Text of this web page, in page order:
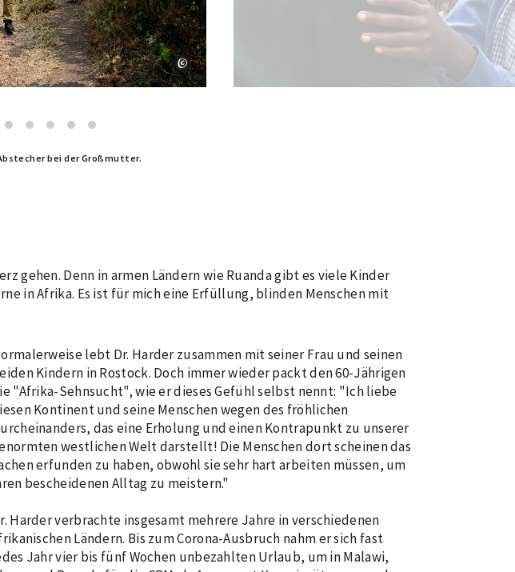
bei der Großmutter.
gehen. Denn in armen Ländern wie Ruanda gibt es viele Kinder
in Afrika. Es ist für mich eine Erfüllung, blinden Menschen mit
lebt Dr. Harder zusammen mit seiner Frau und seinen
Kindern in Rostock. Doch immer wieder packt den 60-Jährigen
"Afrika-Sehnsucht", wie er dieses Gefühl selbst nennt: "Ich liebe
Kontinent und seine Menschen wegen des fröhlichen
das eine Erholung und einen Kontrapunkt zu unserer
westlichen Welt darstellt! Die Menschen dort scheinen das
erfunden zu haben, obwohl sie sehr hart arbeiten müssen, um
bescheidenen Alltag zu meistern."
Harder verbrachte insgesamt mehrere Jahre in verschiedenen
Ländern. Bis zum Corona-Ausbruch nahm er sich fast
Jahr vier bis fünf Wochen unbezahlten Urlaub, um in Malawi,